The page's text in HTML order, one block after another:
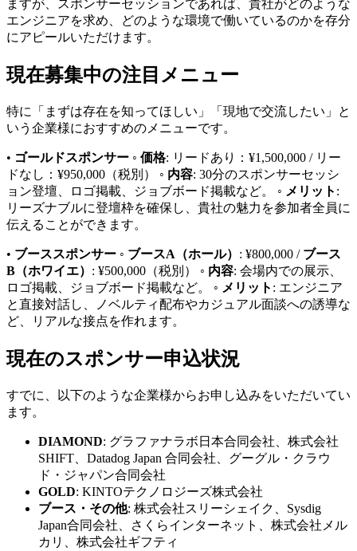
ますが、スポンサーセッションであれば、貴社がどのような
エンジニアを求め、どのような環境で働いているのかを存分
にアピールいただけます。
現在募集中の注目メニュー
特に「まずは存在を知ってほしい」「現地で交流したい」と
いう企業様におすすめのメニューです。
• ゴールドスポンサー ◦ 価格: リードあり：¥1,500,000 / リー
ドなし：¥950,000（税別） ◦ 内容: 30分のスポンサーセッシ
ョン登壇、ロゴ掲載、ジョブボード掲載など。 ◦ メリット :
リーズナブルに登壇枠を確保し、貴社の魅力を参加者全員に
伝えることができます。
• ブーススポンサー ◦ ブースA（ホール） : ¥800,000 / ブース
B（ホワイエ） : ¥500,000（税別） ◦ 内容: 会場内での展示、
ロゴ掲載、ジョブボード掲載など。 ◦ メリット : エンジニア
と直接対話し、ノベルティ配布やカジュアル面談への誘導な
ど、リアルな接点を作れます。
現在のスポンサー申込状況
すでに、以下のような企業様からお申し込みをいただいてい
ます。
DIAMOND: グラファナラボ日本合同会社、株式会社
SHIFT、Datadog Japan 合同会社、グーグル・クラウ
ド・ジャパン合同会社
GOLD: KINTOテクノロジーズ株式会社
ブース・その他: 株式会社スリーシェイク、Sysdig
Japan合同会社、さくらインターネット、株式会社メル
カリ、株式会社ギフティ